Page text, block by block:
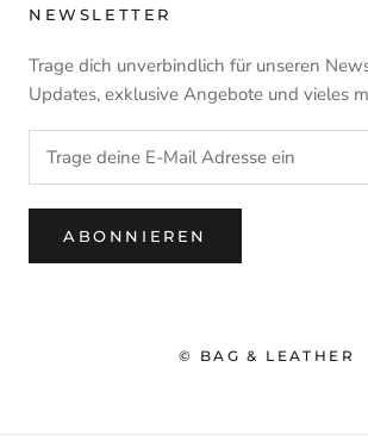
NEWSLETTER
Trage dich unverbindlich für unseren
Updates, exklusive Angebote und vieles
ABONNIEREN
© BAG & LEATHER